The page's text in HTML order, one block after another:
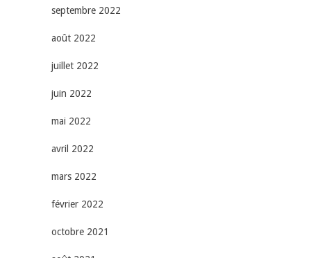
septembre 2022
août 2022
juillet 2022
juin 2022
mai 2022
avril 2022
mars 2022
février 2022
octobre 2021